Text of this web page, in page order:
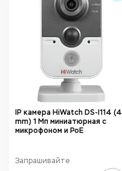
IP камера HiWatch DS-I114 (4
mm) 1 Мп миниатюрная с
микрофоном и PoE
Запрашивайте